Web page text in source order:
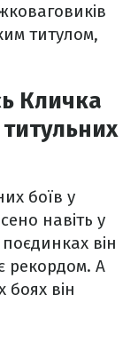
титулом,
Кличка
титульних
боїв у
навіть у
він
рекордом. А
він